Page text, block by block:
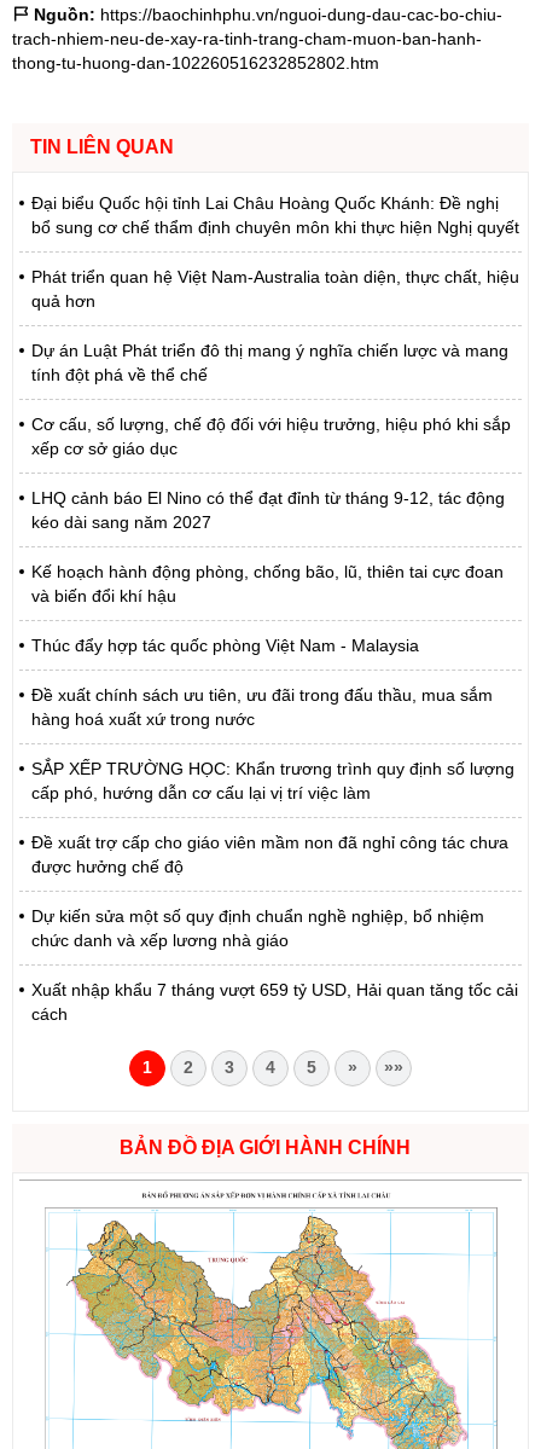
Nguồn: https://baochinhphu.vn/nguoi-dung-dau-cac-bo-chiu-
trach-nhiem-neu-de-xay-ra-tinh-trang-cham-muon-ban-hanh-
thong-tu-huong-dan-102260516232852802.htm
TIN LIÊN QUAN
Đại biểu Quốc hội tỉnh Lai Châu Hoàng Quốc Khánh: Đề nghị
bổ sung cơ chế thẩm định chuyên môn khi thực hiện Nghị quyết
Phát triển quan hệ Việt Nam-Australia toàn diện, thực chất, hiệu
quả hơn
Dự án Luật Phát triển đô thị mang ý nghĩa chiến lược và mang
tính đột phá về thể chế
Cơ cấu, số lượng, chế độ đối với hiệu trưởng, hiệu phó khi sắp
xếp cơ sở giáo dục
LHQ cảnh báo El Nino có thể đạt đỉnh từ tháng 9-12, tác động
kéo dài sang năm 2027
Kế hoạch hành động phòng, chống bão, lũ, thiên tai cực đoan
và biến đổi khí hậu
Thúc đẩy hợp tác quốc phòng Việt Nam - Malaysia
Đề xuất chính sách ưu tiên, ưu đãi trong đấu thầu, mua sắm
hàng hoá xuất xứ trong nước
SẮP XẾP TRƯỜNG HỌC: Khẩn trương trình quy định số lượng
cấp phó, hướng dẫn cơ cấu lại vị trí việc làm
Đề xuất trợ cấp cho giáo viên mầm non đã nghỉ công tác chưa
được hưởng chế độ
Dự kiến sửa một số quy định chuẩn nghề nghiệp, bổ nhiệm
chức danh và xếp lương nhà giáo
Xuất nhập khẩu 7 tháng vượt 659 tỷ USD, Hải quan tăng tốc cải
cách
1 2 3 4 5 » »»
BẢN ĐỒ ĐỊA GIỚI HÀNH CHÍNH